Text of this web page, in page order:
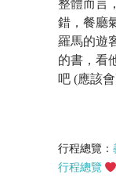
整體而言
錯，餐廳
羅馬的遊
的書，看
吧 (應該
行程總覽：
行程總覽